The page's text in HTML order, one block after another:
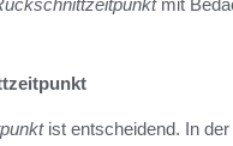
mit
ist entscheidend. In der